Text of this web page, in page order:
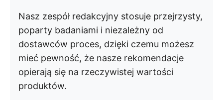
Nasz zespół redakcyjny stosuje przejrzysty,
poparty badaniami i niezależny od
dostawców proces, dzięki czemu możesz
mieć pewność, że nasze rekomendacje
opierają się na rzeczywistej wartości
produktów.